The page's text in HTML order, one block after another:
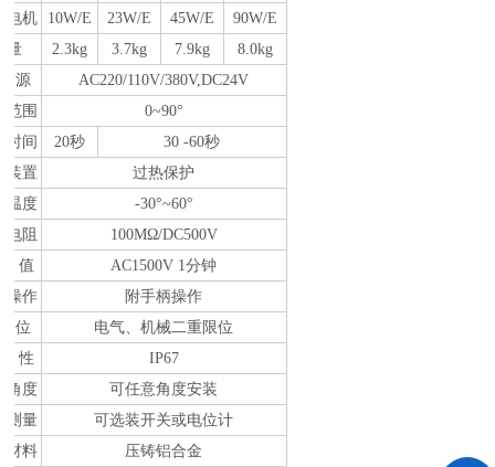
电机
10W/E 23W/E 45W/E
90W/E
量
2.3kg 3.7kg 7.9kg 8.0kg
源
AC220/110V/380V,DC24V
范围
0~90°
时间
20秒 30-60秒
装置
过热保护
温度
-30°~60°
电阻
100MΩ/DC500V
值
AC1500V 1分钟
操作
附手柄操作
位
电气、机械二重限位
性
IP67
角度
可任意角度安装
测量
可选装开关或电位计
材料
压铸铝合金